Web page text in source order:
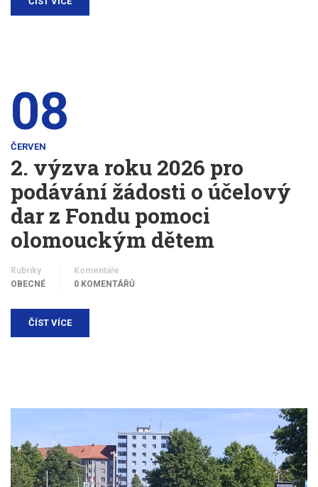
08
ČERVEN
2. výzva roku 2026 pro
podávání žádosti o účelový
dar z Fondu pomoci
olomouckým dětem
Rubriky
OBECNÉ
Komentáře
0 KOMENTÁŘŮ
ČÍST VÍCE